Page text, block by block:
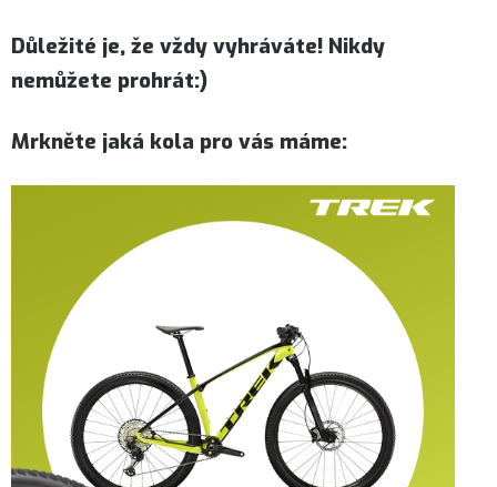
Důležité je, že vždy vyhráváte! Nikdy
nemůžete prohrát:)
Mrkněte jaká kola pro vás máme: